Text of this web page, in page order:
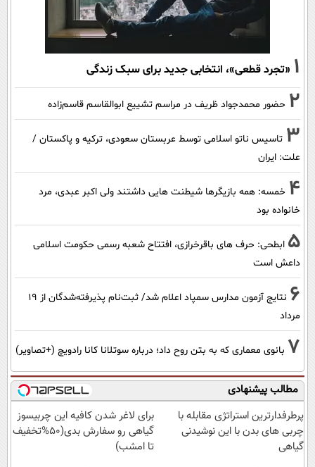
1 «تجرد قطعی»، انتخابی جدید برای سبک زندگی
2 حضور محمدجواد ظریف در مراسم تشییع ابوالقاسم قاسم‌زاده
3 تاسیس ناتو اسلامی توسط عربستان سعودی، ترکیه و پاکستان /
علت: ایران
4 خمسه: همه بازیگرها شیطنت هایی داشتند ولی اکبر عبدی، مرد
خانواده بود
5 ابطحی: حرف های باقرخرازی، افتتاح شعبه رسمی حکومت اسلامی
داعش است
6
نتایج آزمون مدارس سمپاد اعلام شد/ ثبت‌نام پذیرفته‌شدگان از ۱۹
مرداد
7 بانوی معماری که به بتن روح داد؛ درباره سوتلانا کانا رادویچ (+تصاویر)
مطالب پیشنهادی
پرطرفدارترین استراتژی مقابله با
چربی های بدن با این نوشیدنی
گیاهی
برای لاغر شدن کافیه این چربیسوز
گیاهی رو سفارش بدی(50%تخفیف
تا امشب)